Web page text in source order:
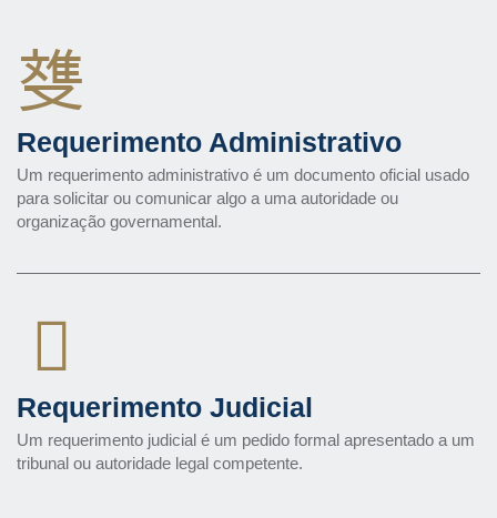
Requerimento Administrativo
Um requerimento administrativo é um documento oficial usado
para solicitar ou comunicar algo a uma autoridade ou
organização governamental.
Requerimento Judicial
Um requerimento judicial é um pedido formal apresentado a um
tribunal ou autoridade legal competente.